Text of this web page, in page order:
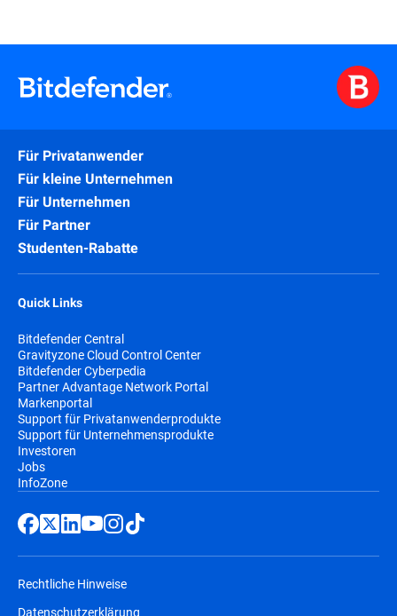
Für Privatanwender
Für kleine Unternehmen
Für Unternehmen
Für Partner
Studenten-Rabatte
Quick Links
Bitdefender Central
Gravityzone Cloud Control Center
Bitdefender Cyberpedia
Partner Advantage Network Portal
Markenportal
Support für Privatanwenderprodukte
Support für Unternehmensprodukte
Investoren
Jobs
InfoZone
Rechtliche Hinweise
Datenschutzerklärung